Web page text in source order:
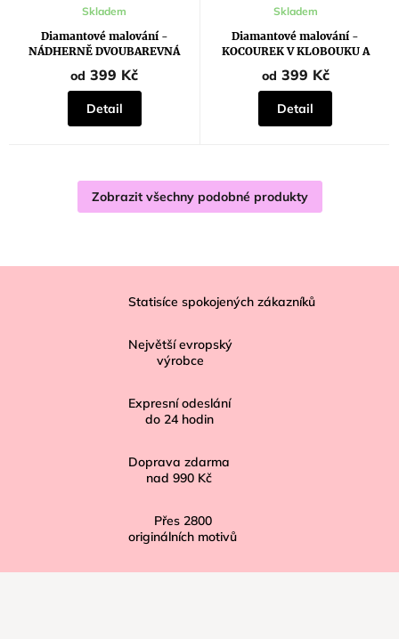
Diamantové malování -
NÁDHERNĚ DVOUBAREVNÁ
KOČKA
Skladem
od 399 Kč
Detail
Diamantové malování -
KOCOUREK V KLOBOUKU A
JEŘABINY
Skladem
od 399 Kč
Detail
Zobrazit všechny podobné produkty
Statisíce spokojených zákazníků
Největší evropský
výrobce
Expresní odeslání
do 24 hodin
Doprava zdarma
nad 990 Kč
Přes 2800
originálních motivů